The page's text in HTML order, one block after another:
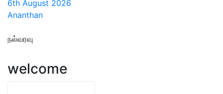
6th August 2026
Ananthan
நல்வரவு
welcome